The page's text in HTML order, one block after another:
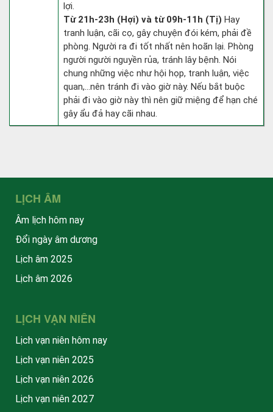
lợi.
Từ 21h-23h (Hợi) và từ 09h-11h (Tị) Hay
tranh luận, cãi cọ, gây chuyện đói kém, phải đề
phòng. Người ra đi tốt nhất nên hoãn lại. Phòng
người người nguyền rủa, tránh lây bệnh. Nói
chung những việc như hội họp, tranh luận, việc
quan,…nên tránh đi vào giờ này. Nếu bắt buộc
phải đi vào giờ này thì nên giữ miệng để hạn ché
gây ẩu đả hay cãi nhau.
LỊCH ÂM
Âm lịch hôm nay
Đổi ngày âm dương
Lịch âm 2025
Lịch âm 2026
LỊCH VẠN NIÊN
Lịch vạn niên hôm nay
Lịch vạn niên 2025
Lịch vạn niên 2026
Lịch vạn niên 2027